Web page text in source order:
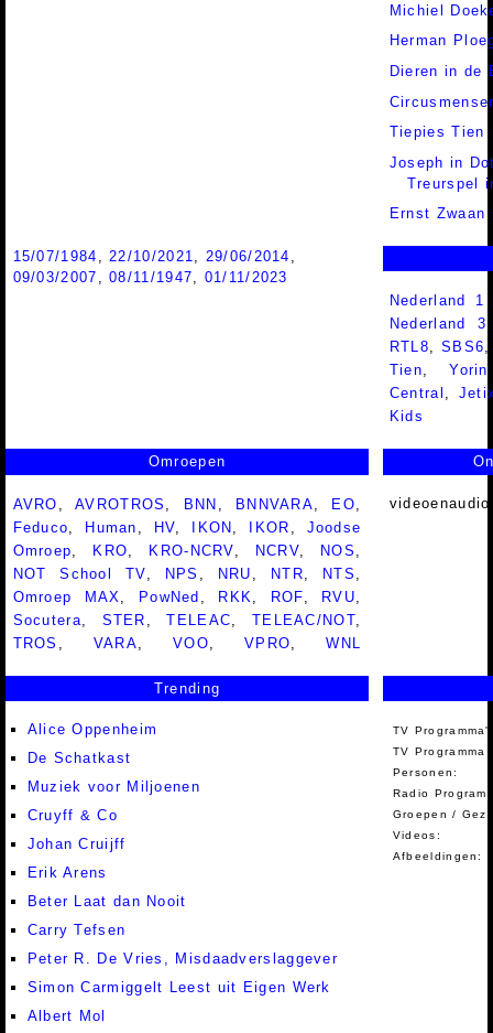
Michiel
Herman
Dieren in de
Tiepies Tien
Joseph in
Treurspel
Ernst Zwaan
15/07/1984 22/10/2021 29/06/2014
09/03/2007 ,08/11/1947
01/11/2023
Nederland
Nederland
RTL8 ,SBS6
Tien ,Yorin
Central
Kids
Omroepen
AVRO ,AVROTROS BNN BNNVARA EO
Feduco
Human HV IKON IKOR
Joodse
Omroep
KRO KRO-NCRV NCRV NOS
NOT School TV
NPS NRU NTR NTS
Omroep MAX
PowNed RKK ROF RVU
Socutera
STER ,TELEAC TELEAC/NOT
TROS
VARA ,VOO ,VPRO ,WNL
Trending
Alice Oppenheim
De Schatkast
Muziek voor Miljoenen
Cruyff & Co
Johan Cruijff
Erik Arens
Beter Laat dan Nooit
Carry Tefsen
Peter R. De Vries, Misdaadverslaggever
Simon Carmiggelt Leest uit Eigen Werk
Albert Mol
TV
TV Programma
Personen:
Radio
Groepen /
Videos:
Afbeeldingen: